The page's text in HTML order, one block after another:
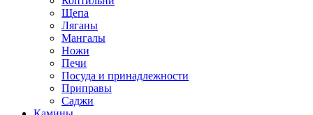
Щепа
Ляганы
Мангалы
Ножи
Печи
Посуда и принадлежности
Приправы
Саджи